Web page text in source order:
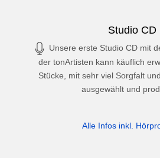
Studio CD
Unsere erste Studio CD mit
der tonArtisten kann käuflich
Stücke, mit sehr viel Sorgfalt
ausgewählt und
Alle Infos inkl.